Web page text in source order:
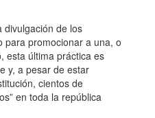
divulgación de los
para promocionar a una, o
esta última práctica es
y, a pesar de estar
cientos de
en toda la república